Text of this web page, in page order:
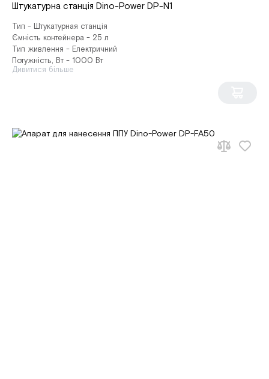
Штукатурна станція Dino-Power DP-N1
Тип - Штукатурная станція
Ємність контейнера - 25 л
Тип живлення - Електричний
Потужність, Вт - 1000 Вт
Дивитися більше